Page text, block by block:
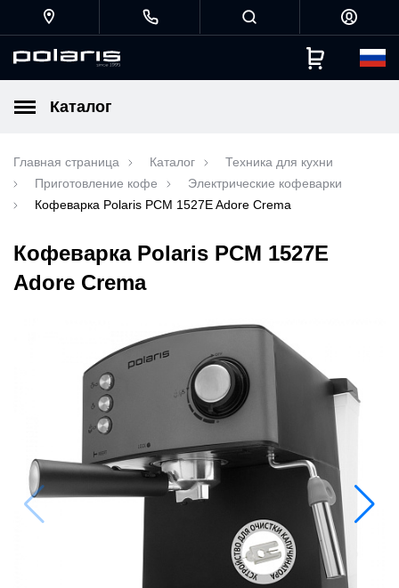
Каталог
Главная страница Каталог
Техника для кухни
Приготовление кофе
Электрические кофеварки
Кофеварка Polaris PCM 1527E Adore Crema
Кофеварка Polaris PCM 1527E
Adore Crema